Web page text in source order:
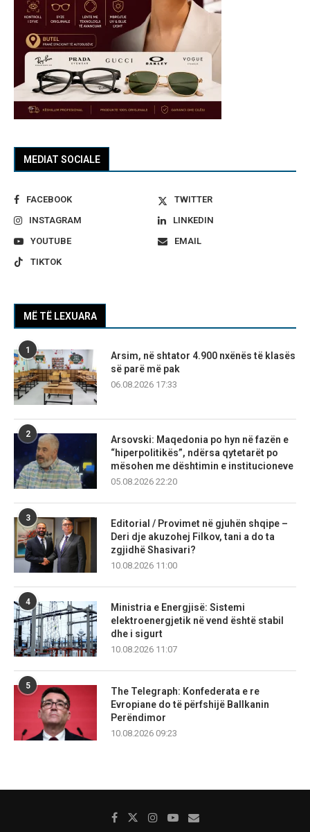
MEDIAT SOCIALE
FACEBOOK
TWITTER
INSTAGRAM
LINKEDIN
YOUTUBE
EMAIL
TIKTOK
MË TË LEXUARA
1
Arsim, në shtator 4.900 nxënës të klasës
së parë më pak
06.08.2026 17:33
2
Arsovski: Maqedonia po hyn në fazën e
“hiperpolitikës”, ndërsa qytetarët po
mësohen me dështimin e institucioneve
05.08.2026 22:20
3
Editorial / Provimet në gjuhën shqipe –
Deri dje akuzohej Filkov, tani a do ta
zgjidhë Shasivari?
10.08.2026 11:00
4
Ministria e Energjisë: Sistemi
elektroenergjetik në vend është stabil
dhe i sigurt
10.08.2026 11:07
5
The Telegraph: Konfederata e re
Evropiane do të përfshijë Ballkanin
Perëndimor
10.08.2026 09:23